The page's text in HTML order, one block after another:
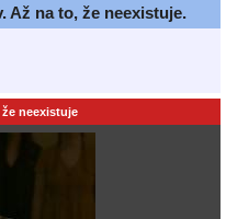
Až na to, že neexistuje.
neexistuje